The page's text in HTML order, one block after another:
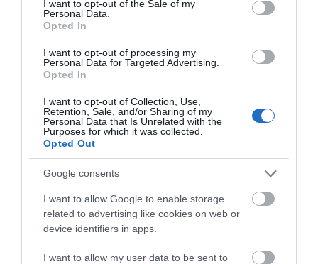
I want to opt-out of the Sale of my
Personal Data.
Opted In
I want to opt-out of processing my
Personal Data for Targeted Advertising.
Opted In
I want to opt-out of Collection, Use,
Retention, Sale, and/or Sharing of my
Personal Data that Is Unrelated with the
Purposes for which it was collected.
Opted Out
Google consents
I want to allow Google to enable storage
related to advertising like cookies on web or
device identifiers in apps.
I want to allow my user data to be sent to
αποτελεί σταθμό για ανθρώπους που επιλέγουν το
Αιγαίο για τις διακοπές τους και φεύγουν έχοντας τις
ακριβώς αυτό. Μια παρέα Ολλανδών, από ένα μωρό
μόλις πέντε…
ΠΕΡΙΣΣΟΤΕΡΑ